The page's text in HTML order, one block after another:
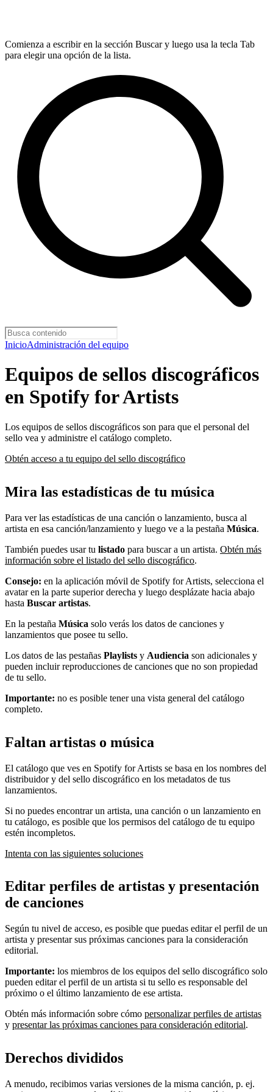
Comienza a escribir en la sección Buscar y luego usa la tecla Tab
para elegir una opción de la lista.
InicioAdministración del equipo
Equipos de sellos discográficos
en Spotify for Artists
Los equipos de sellos discográficos son para que el personal del
sello vea y administre el catálogo completo.
Obtén acceso a tu equipo del sello discográfico
Mira las estadísticas de tu música
Para ver las estadísticas de una canción o lanzamiento, busca al
artista en esa canción/lanzamiento y luego ve a la pestaña Música.
También puedes usar tu listado para buscar a un artista. Obtén más
información sobre el listado del sello discográfico.
Consejo: en la aplicación móvil de Spotify for Artists, selecciona el
avatar en la parte superior derecha y luego desplázate hacia abajo
hasta Buscar artistas.
En la pestaña Música solo verás los datos de canciones y
lanzamientos que posee tu sello.
Los datos de las pestañas Playlists y Audiencia son adicionales y
pueden incluir reproducciones de canciones que no son propiedad
de tu sello.
Importante: no es posible tener una vista general del catálogo
completo.
Faltan artistas o música
El catálogo que ves en Spotify for Artists se basa en los nombres del
distribuidor y del sello discográfico en los metadatos de tus
lanzamientos.
Si no puedes encontrar un artista, una canción o un lanzamiento en
tu catálogo, es posible que los permisos del catálogo de tu equipo
estén incompletos.
Intenta con las siguientes soluciones
Editar perfiles de artistas y presentación
de canciones
Según tu nivel de acceso, es posible que puedas editar el perfil de un
artista y presentar sus próximas canciones para la consideración
editorial.
Importante: los miembros de los equipos del sello discográfico solo
pueden editar el perfil de un artista si tu sello es responsable del
próximo o el último lanzamiento de ese artista.
Obtén más información sobre cómo personalizar perfiles de artistas
y presentar las próximas canciones para consideración editorial.
Derechos divididos
A menudo, recibimos varias versiones de la misma canción, p. ej.